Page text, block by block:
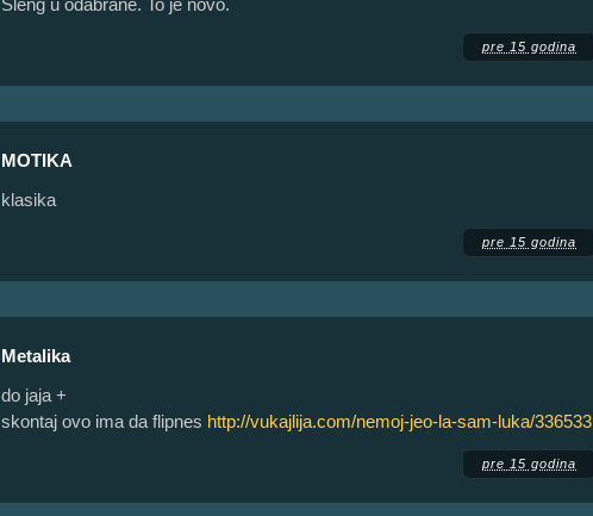
Sleng u odabrane. To je novo.
pre 15 godina
MOTIKA
klasika
pre 15 godina
Metalika
do jaja +
skontaj ovo ima da flipnes http://vukajlija.com/nemoj-jeo-la-sam-luka/336533
pre 15 godina